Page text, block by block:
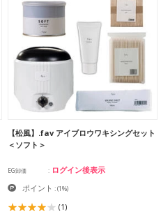
【松風】.fav アイブロウワキシングセット
＜ソフト＞
EG卸価 ログイン後表示
ポイント :(1%)
(1)